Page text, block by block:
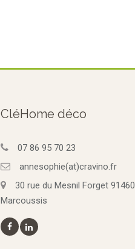
CléHome déco
07 86 95 70 23
annesophie(at)cravino.fr
30 rue du Mesnil Forget 91460
Marcoussis